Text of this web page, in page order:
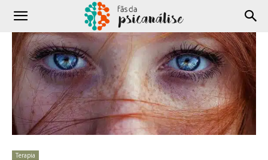
Terapia